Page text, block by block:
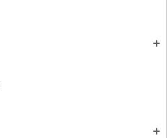
add
add